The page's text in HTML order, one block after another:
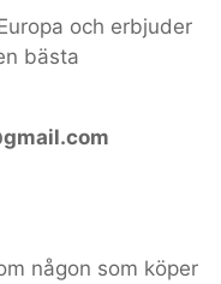
och erbjuder
bästa
någon som köper